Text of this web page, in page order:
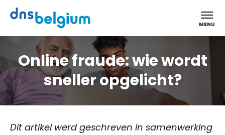
DNS Belgium
MENU
Online fraude: wie wordt
sneller opgelicht?
Dit artikel werd geschreven in samenwerking